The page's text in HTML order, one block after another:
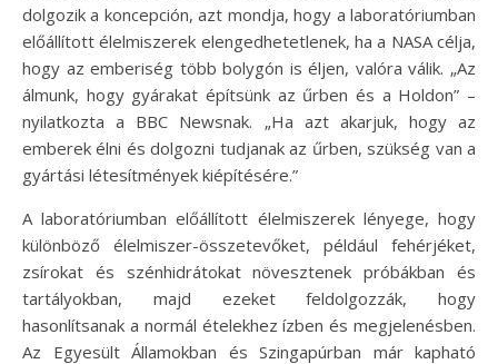
dolgozik a koncepción, azt mondja, hogy a laboratóriumban
előállított élelmiszerek elengedhetetlenek, ha a NASA célja,
hogy az emberiség több bolygón is éljen, valóra válik. „Az
álmunk, hogy gyárakat építsünk az űrben és a Holdon” –
nyilatkozta a BBC Newsnak. „Ha azt akarjuk, hogy az
emberek élni és dolgozni tudjanak az űrben, szükség van a
gyártási létesítmények kiépítésére.”
A laboratóriumban előállított élelmiszerek lényege, hogy
különböző élelmiszer-összetevőket, például fehérjéket,
zsírokat és szénhidrátokat növesztenek próbákban és
tartályokban, majd ezeket feldolgozzák, hogy
hasonlítsanak a normál ételekhez ízben és megjelenésben.
Az Egyesült Államokban és Szingapúrban már kapható